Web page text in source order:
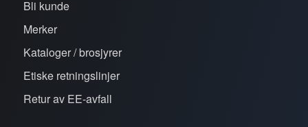
Bli kunde
Merker
Kataloger / brosjyrer
Etiske retningslinjer
Retur av EE-avfall